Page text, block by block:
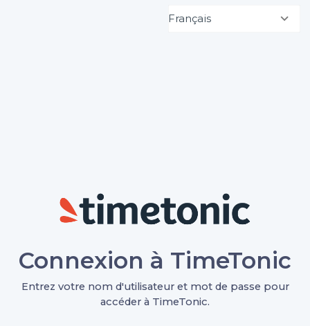
Français
Connexion à TimeTonic
Entrez votre nom d'utilisateur et mot de passe pour
accéder à TimeTonic.